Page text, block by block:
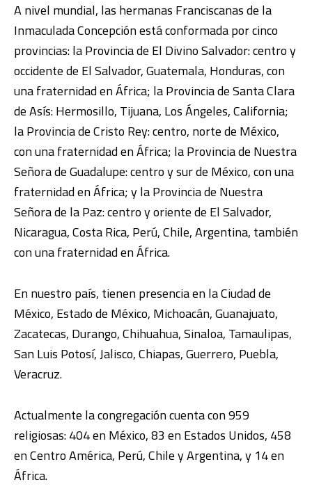
A nivel mundial, las hermanas Franciscanas de la
Inmaculada Concepción está conformada por cinco
provincias: la Provincia de El Divino Salvador: centro y
occidente de El Salvador, Guatemala, Honduras, con
una fraternidad en África; la Provincia de Santa Clara
de Asís: Hermosillo, Tijuana, Los Ángeles, California;
la Provincia de Cristo Rey: centro, norte de México,
con una fraternidad en África; la Provincia de Nuestra
Señora de Guadalupe: centro y sur de México, con una
fraternidad en África; y la Provincia de Nuestra
Señora de la Paz: centro y oriente de El Salvador,
Nicaragua, Costa Rica, Perú, Chile, Argentina, también
con una fraternidad en África.
En nuestro país, tienen presencia en la Ciudad de
México, Estado de México, Michoacán, Guanajuato,
Zacatecas, Durango, Chihuahua, Sinaloa, Tamaulipas,
San Luis Potosí, Jalisco, Chiapas, Guerrero, Puebla,
Veracruz.
Actualmente la congregación cuenta con 959
religiosas: 404 en México, 83 en Estados Unidos, 458
en Centro América, Perú, Chile y Argentina, y 14 en
África.